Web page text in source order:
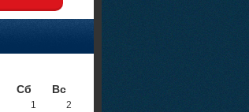
Сб Вс
1
2